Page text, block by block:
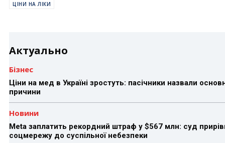
ЦІНИ НА ЛІКИ
Актуально
Бізнес
Ціни на мед в Україні зростуть: пасічники назвали
причини
Новини
Meta заплатить рекордний штраф у $567 млн: суд
соцмережу до суспільної небезпеки